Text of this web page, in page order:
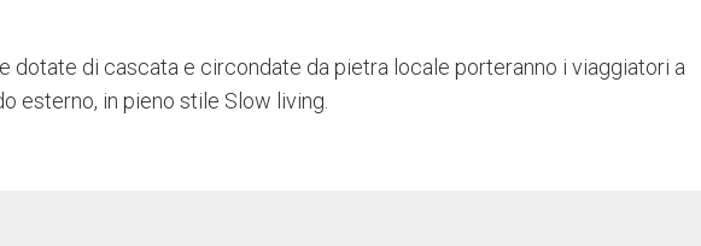
dotate di cascata e circondate da pietra locale porteranno i viaggiatori a
esterno, in pieno stile Slow living.